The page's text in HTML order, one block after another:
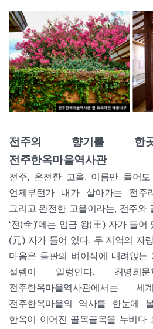
전주의 향기를 한곳
전주한옥마을역사관
전주, 온전한 고을. 이름만 들어
언제부턴가 내가 살아가는 전주
그리고 완전한 고을이라는, 전주와
‘전(全)’에는 임금 왕(王) 자가 들어
(元) 자가 들어 있다. 두 지역의 자
마음은 들판의 벼이삭에 내려앉
설렘이 일렁인다. 최명희
전주한옥마을역사관에서는
전주한옥마을의 역사를 한눈에
한옥이 이어진 골목골목을 누비다